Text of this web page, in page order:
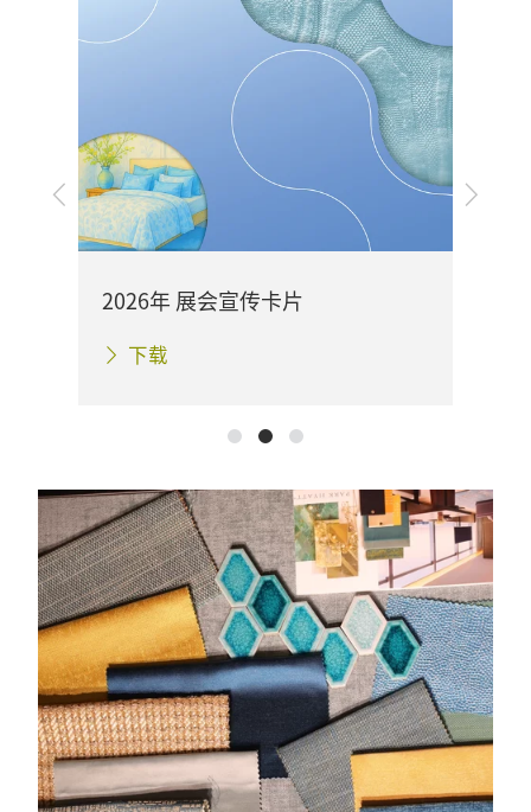
上
下
2026年 展会概要
下载